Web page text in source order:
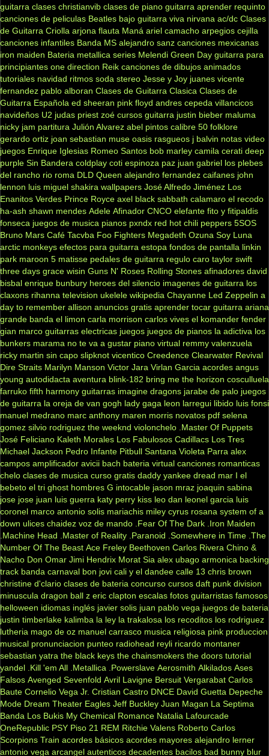
guitarra clases christianvib clases de piano guitarra aprender requinto
canciones de peliculas Beatles bajo guitarra viva nirvana ac/dc Clases
de Guitarra Criolla arjona flauta Maná ariel camacho arpegios cejilla
canciones infantiles Banda MS alejandro sanz canciones mexicanas
iron maiden Bateria metallica series Melendi Green Day guitarra para
principiantes one direction Reik canciones de dibujos animados
tutoriales navidad ritmos soda stereo Jesse y Joy juanes vicente
fernandez pablo alboran Clases de Guitarra Clasica Clases de
Guitarra Española ed sheeran pink floyd andres cepeda villancicos
navideños U2 judas priest zoé cursos guitarra justin bieber maluma
nicky jam partitura Julión Alvarez abel pintos calibre 50 folklore
gerardo ortiz joan sebastian muse oasis rasgueos j balvin notas video
juegos Enrique Iglesias Romeo Santos bob marley camila cerati deep
purple Sin Bandera coldplay coti espinoza paz juan gabriel los plebes
del rancho rio roma DLD Queen alejandro fernandez caifanes john
lennon luis miguel shakira wallpapers José Alfredo Jiménez Los
Enanitos Verdes Prince Royce axel black sabbath calamaro el recodo
ha-ash shawn mendes Adele Afinador CNCO elefante fito y fitipaldis
fonseca juegos de musica pianos pxndx red hot chili peppers 5SOS
Bruno Mars Café Tacvba Foo Fighters Megadeth Ozuna Soy Luna
arctic monkeys efectos para guitarra estopa fondos de pantalla linkin
park maroon 5 matisse pedales de guitarra regulo caro taylor swift
three days grace wisin Guns N' Roses Rolling Stones afinadores david
bisbal enrique bunbury heroes del silencio imagenes de guitarra los
claxons rihanna television ukelele wikipedia Chayanne Led Zeppelin a
day to remember allison anuncios gratis aprender tocar guitarra ariana
grande banda el limon carla morrison carlos vives el komander fender
gian marco guitarras electricas juegos juegos de pianos la adictiva los
bunkers marama no te va a gustar piano virtual remmy valenzuela
ricky martin sin capo slipknot vicentico Creedence Clearwater Revival
Dire Straits Marilyn Manson Victor Jara Virlan Garcia acordes angus
young autodidacta aventura blink-182 bring me the horizon cosculluela
farruko fifth harmony guitarras imagine dragons jarabe de palo juegos
de guitarra la oreja de van gogh lady gaga leon larregui libido luis fonsi
manuel medrano marc anthony maren morris novatos pdf selena
gomez silvio rodriguez the weeknd violonchelo .Master Of Puppets
José Feliciano Kaleth Morales Los Fabulosos Cadillacs Los Tres
Michael Jackson Pedro Infante Pitbull Santana Violeta Parra alex
campos amplificador avicii bach bateria virtual canciones romanticas
chelo clases de musica curso gratis daddy yankee dread mar I el
bebeto el tri ghost hombres G intocable jason mraz joaquin sabina
jose jose juan luis guerra katy perry kiss leo dan leonel garcia luis
coronel marco antonio solis mariachis miley cyrus rosana system of a
down ulices chaidez voz de mando .Fear Of The Dark .Iron Maiden
.Machine Head
.Master of Reality .Paranoid .Somewhere in Time .The
Number Of The Beast Ace Freley Beethoven Carlos Rivera Chino &
Nacho Don Omar Jimi Hendrix Morat Sia alex ubago armonica backing
track banda carnaval bon jovi cali y el dandee calle 13 chris brown
christine d'clario clases de bateria concurso cursos daft punk division
minuscula dragon ball z eric clapton escalas fotos guitarristas famosos
helloween idiomas inglés javier solis juan pablo vega juegos de bateria
justin timberlake kalimba la ley la trakalosa los recoditos los rodriguez
lutheria mago de oz manuel carrasco musica religiosa pink produccion
musical pronunciacion punteo radiohead reyli ricardo montaner
sebastian yatra the black keys the chainsmokers the doors tutorial
yandel .Kill 'em All .Metallica .Powerslave Aerosmith Alkilados Ases
Falsos Avenged Sevenfold Avril Lavigne Bersuit Vergarabat Carlos
Baute Cornelio Vega Jr. Cristian Castro DNCE David Guetta Depeche
Mode Dream Theater Eagles Jeff Buckley Juan Magan La Septima
Banda Los Bukis My Chemical Romance Natalia Lafourcade
OneRepublic PSY Piso 21 REM Ritchie Valens Roberto Carlos
Scorpions Train acordes básicos acordes mayores alejandro lerner
antonio vega arcangel autenticos decadentes bacilos bad bunny blur